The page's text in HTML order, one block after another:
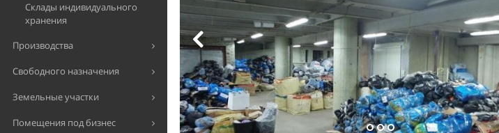
Склады индивидуального
хранения
Производства
Свободного назначения
Земельные участки
Помещения под бизнес